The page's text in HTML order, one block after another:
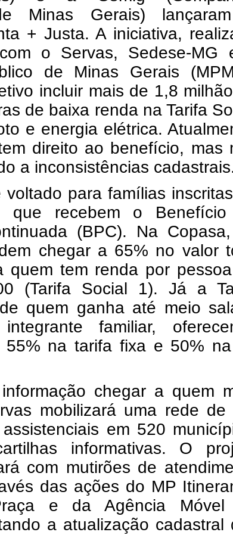
Minas Gerais)
+ Justa. A iniciativa,
o Servas, Sedese-MG
de Minas Gerais
incluir mais de 1,8
de baixa renda na Tarifa
e energia elétrica.
direito ao benefício, mas
a inconsistências
voltado para famílias
que recebem o
(BPC). Na
chegar a 65% no valor
quem tem renda por
(Tarifa Social 1). Já a
quem ganha até meio
familiar,
55% na tarifa fixa e 50%
chegar a quem
mobilizará uma rede de
em 520
informativas. O
com mutirões de
das ações do MP
e da Agência
a atualização cadastral